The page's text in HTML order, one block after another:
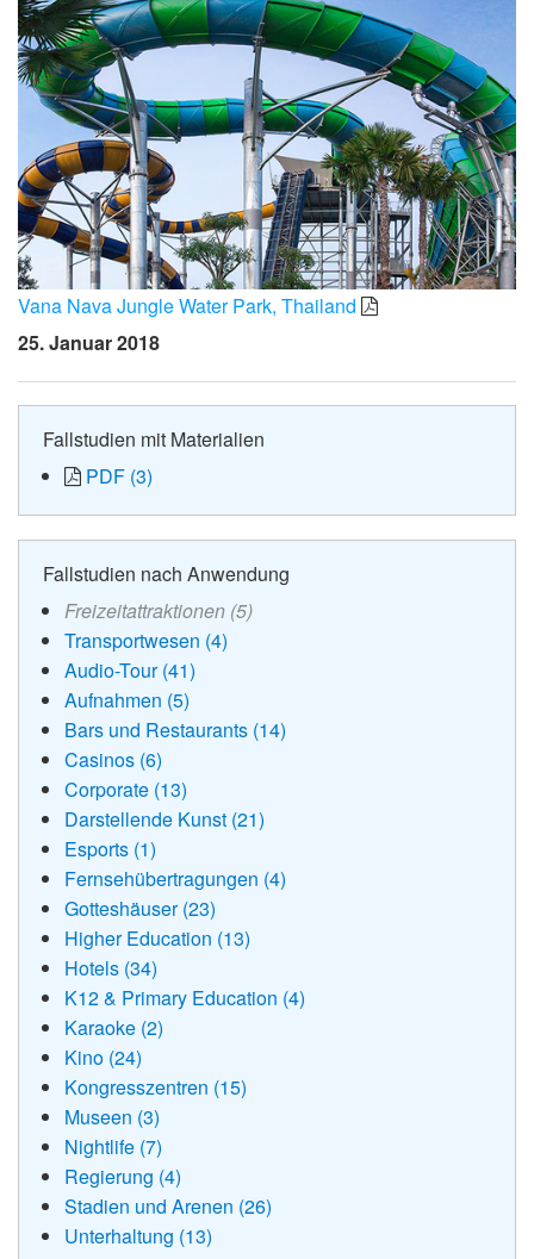
Vana Nava Jungle Water Park, Thailand
25. Januar 2018
Fallstudien mit Materialien
PDF (3)
Fallstudien nach Anwendung
Freizeitattraktionen (5)
Transportwesen (4)
Audio-Tour (41)
Aufnahmen (5)
Bars und Restaurants (14)
Casinos (6)
Corporate (13)
Darstellende Kunst (21)
Esports (1)
Fernsehübertragungen (4)
Gotteshäuser (23)
Higher Education (13)
Hotels (34)
K12 & Primary Education (4)
Karaoke (2)
Kino (24)
Kongresszentren (15)
Museen (3)
Nightlife (7)
Regierung (4)
Stadien und Arenen (26)
Unterhaltung (13)